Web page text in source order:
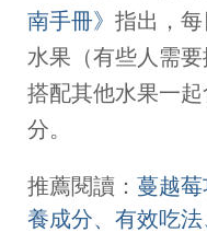
南手冊》 指出，
水果（有些人需
搭配其他水果一
分。
推薦閱讀： 蔓越
養成分、有效吃